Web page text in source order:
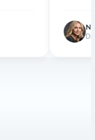
Designer freelance